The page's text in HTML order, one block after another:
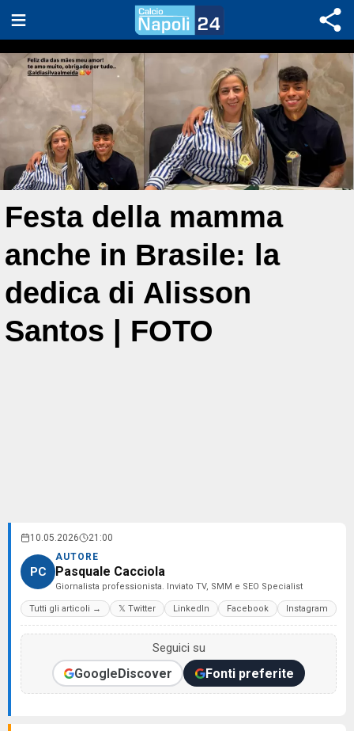
Festa della mamma
anche in Brasile: la
dedica di Alisson
Santos | FOTO
10.05.2026 21:00
PC
AUTORE
Pasquale Cacciola
Giornalista professionista. Inviato TV, SMM e SEO Specialist
Tutti gli articoli → 𝕏 Twitter LinkedIn Facebook Instagram
Seguici su
GoogleDiscover Fonti preferite